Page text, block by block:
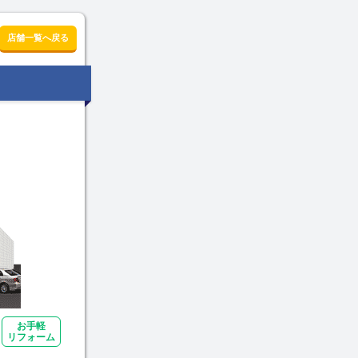
店舗一覧へ戻る
お手軽
リフォーム